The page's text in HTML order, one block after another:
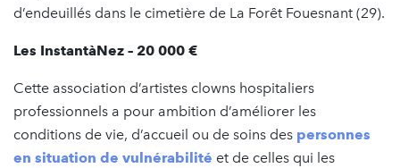
d’endeuillés dans le cimetière de La Forêt Fouesnant (29).
Les InstantàNez – 20 000 €
Cette association d’artistes clowns hospitaliers
professionnels a pour ambition d’améliorer les
conditions de vie, d’accueil ou de soins des personnes
en situation de vulnérabilité et de celles qui les